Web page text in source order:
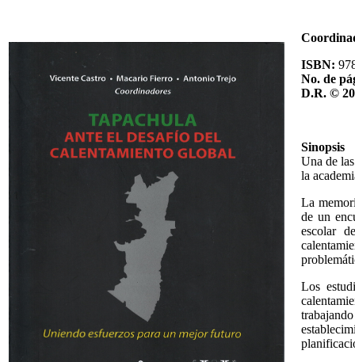
ISBN:
No. de
D.R. ©
Sinopsis
Una de
la
La
de un
escolar
Los